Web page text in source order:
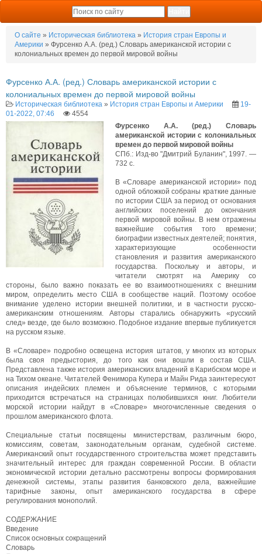
О сайте » Историческая библиотека » История стран Европы и
Америки » Фурсенко А.А. (ред.) Словарь американской истории с
колониальных времен до первой мировой войны
Фурсенко А.А. (ред.) Словарь американской истории с
колониальных времен до первой мировой войны
Историческая библиотека » История стран Европы и Америки
19-
01-2022, 07:46
4554
Фурсенко А.А. (ред.) Словарь
американской истории с колониальных
времен до первой мировой войны
СПб.: Изд-во "Дмитрий Буланин", 1997. —
732 с.
В «Словаре американской истории» под
одной обложкой собраны краткие данные
по истории США за период от основания
английских поселений до окончания
первой мировой войны. В нем отражены
важнейшие события того времени;
биографии известных деятелей; понятия,
характеризующие особенности
становления и развития американского
государства. Поскольку и авторы, и
читатели смотрят на Америку со
стороны, было важно показать ее во взаимоотношениях с внешним
миром, определить место США в сообществе наций. Поэтому особое
внимание уделено истории внешней политики, и в частности русско-
американским отношениям. Авторы старались обнаружить «русский
след» везде, где было возможно. Подобное издание впервые публикуется
на русском языке.
В «Словаре» подробно освещена история штатов, у многих из которых
была своя предыстория, до того как они вошли в состав США.
Представлена также история американских владений в Карибском море и
на Тихом океане. Читателей Фенимора Купера и Майн Рида заинтересуют
описания индейских племен и объяснение терминов, с которыми
приходится встречаться на страницах полюбившихся книг. Любители
морской истории найдут в «Словаре» многочисленные сведения о
прошлом американского флота.
Специальные статьи посвящены министерствам, различным бюро,
комиссиям, советам, законодательным органам, судебной системе.
Американский опыт государственного строительства может представить
значительный интерес для граждан современной России. В области
экономической истории детально рассмотрены вопросы формирования
денежной системы, этапы развития банковского дела, важнейшие
тарифные законы, опыт американского государства в сфере
регулирования монополий.
СОДЕРЖАНИЕ
Введение
Список основных сокращений
Словарь